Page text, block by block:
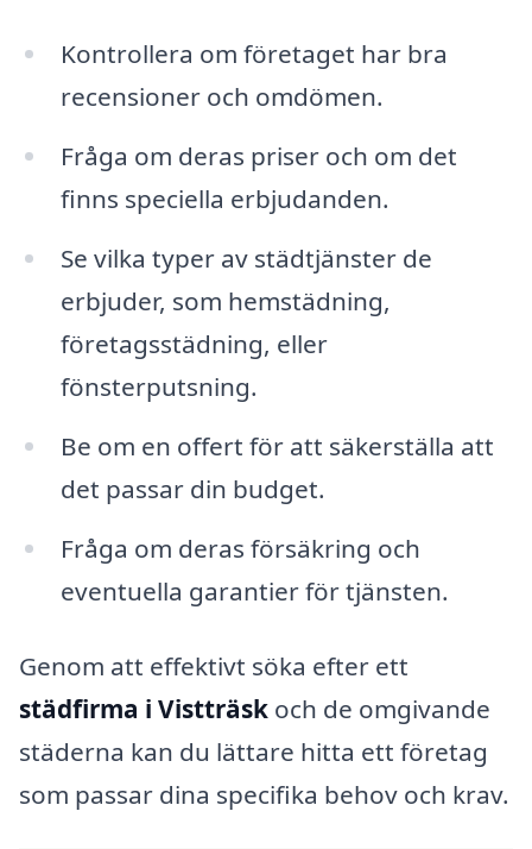
Kontrollera om företaget har bra
recensioner och omdömen.
Fråga om deras priser och om det
finns speciella erbjudanden.
Se vilka typer av städtjänster de
erbjuder, som hemstädning,
företagsstädning, eller
fönsterputsning.
Be om en offert för att säkerställa att
det passar din budget.
Fråga om deras försäkring och
eventuella garantier för tjänsten.
Genom att effektivt söka efter ett
städfirma i Vistträsk och de omgivande
städerna kan du lättare hitta ett företag
som passar dina specifika behov och krav.